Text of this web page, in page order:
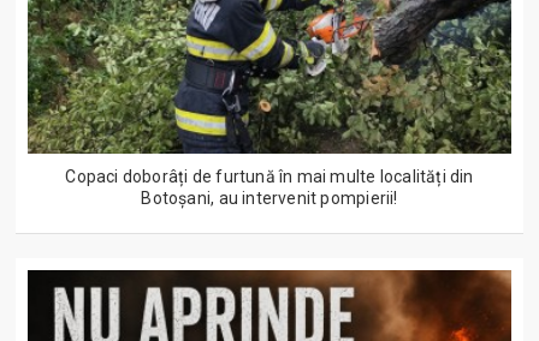
Copaci doborâți de furtună în mai multe localități din
Botoșani, au intervenit pompierii!